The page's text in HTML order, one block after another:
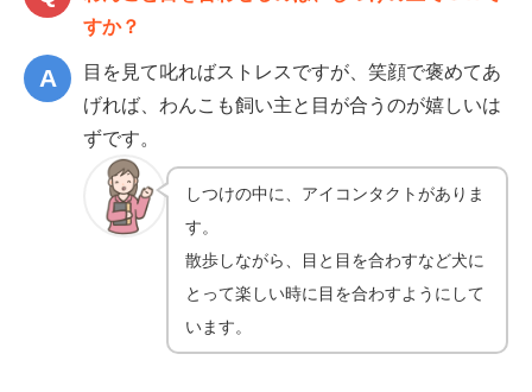
すか？
目を見て叱ればストレスですが、笑顔で褒めてあ
げれば、わんこも飼い主と目が合うのが嬉しいは
ずです。
しつけの中に、アイコンタクトがありま
す。
散歩しながら、目と目を合わすなど犬に
とって楽しい時に目を合わすようにして
います。